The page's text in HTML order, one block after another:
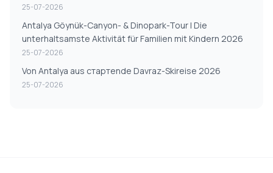
25-07-2026
Antalya Göynük-Canyon- & Dinopark-Tour | Die
unterhaltsamste Aktivität für Familien mit Kindern 2026
25-07-2026
Von Antalya aus стартende Davraz-Skireise 2026
25-07-2026